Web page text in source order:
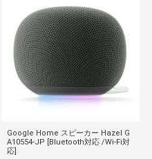
Google Home スピーカー Hazel G
A10554-JP [Bluetooth対応 /Wi-Fi対
応]